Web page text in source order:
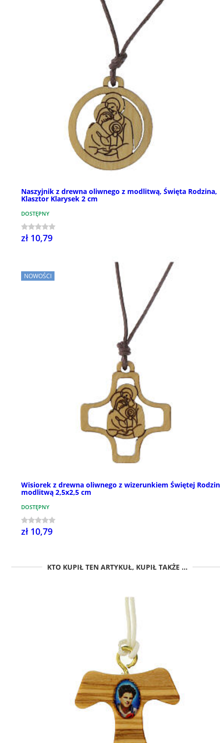
Naszyjnik z drewna oliwnego z modlitwą, Święta Rodzina,
Klasztor Klarysek 2 cm
DOSTĘPNY
zł 10,79
NOWOŚCI
Wisiorek z drewna oliwnego z wizerunkiem Świętej
modlitwą 2,5x2,5 cm
DOSTĘPNY
zł 10,79
KTO KUPIŁ TEN ARTYKUŁ, KUPIŁ TAKŻE ...